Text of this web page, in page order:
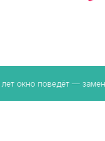
поведёт — заменим по